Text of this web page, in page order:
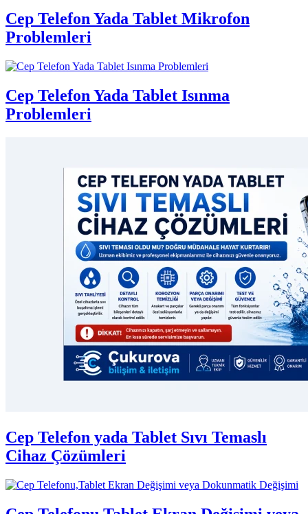
Cep Telefon Yada Tablet Mikrofon
Problemleri
Cep Telefon Yada Tablet Isınma
Problemleri
Cep Telefon yada Tablet Sıvı Temaslı
Cihaz Çözümleri